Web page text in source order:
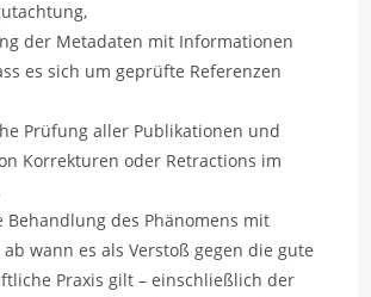
der Metadaten mit Informationen
es sich um geprüfte Referenzen
Prüfung aller Publikationen und
Korrekturen oder Retractions im
Behandlung des Phänomens mit
ab wann es als Verstoß gegen die gute
Praxis gilt – einschließlich der